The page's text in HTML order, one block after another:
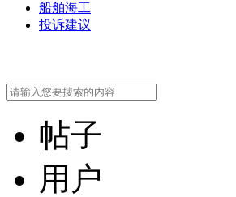
船舶海工
投诉建议
帖子
用户